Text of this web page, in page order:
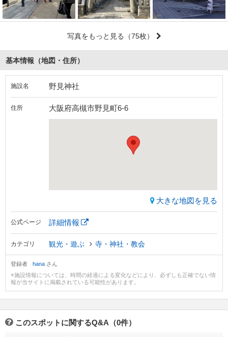
写真をもっと見る （75枚）
基本情報（地図・住所）
施設名 野見神社
住所 大阪府高槻市野見町6-6
大きな地図を見る
公式ページ 詳細情報
カテゴリ 観光・遊ぶ 寺・神社・教会
登録者 hana さん
※施設情報については、時間の経過による変化などにより、必ずしも正確でない情
報が当サイトに掲載されている可能性があります。
このスポットに関するQ&A（0件）